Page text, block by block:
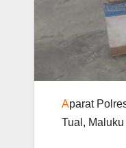
Aparat
Tual,